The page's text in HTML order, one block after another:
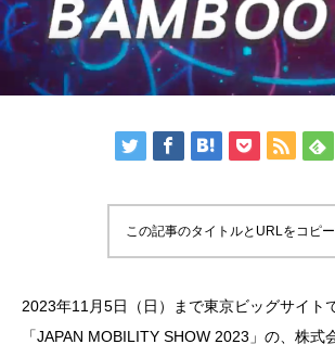
この記事のタイトルとURLをコピ
2023年11月5日（日）まで東京ビッグサイト
「JAPAN MOBILITY SHOW 2023」の、株式